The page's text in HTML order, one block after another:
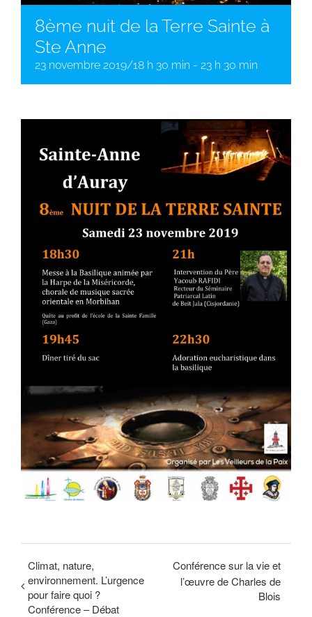
8ème nuit de la Terre Sainte à
Ste Anne
23 novembre 2019/18 h 30 min - 23 h 30 min
Climat, nature,
environnement. L’urgence
pour faire quoi ?
Conférence – Débat
Conférence sur la vie et
l’œuvre de Charles de
Blois